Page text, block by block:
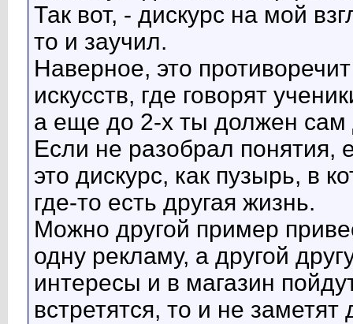
Так вот, - дискурс на мой
то и заучил.
Наверное, это
искусств, где говорят
а еще до 2-х ты должен сам
Если не разобрал понятия,
это дискурс, как пузырь, в
где-то есть другая жизнь.
Можно другой пример
одну рекламу, а другой
интересы и в магазин
встретятся, то и не заметят